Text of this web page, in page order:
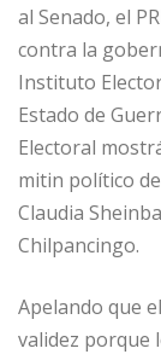
al Senado, el
contra la
Instituto
Estado de
Electoral
mitin político
Claudia
Chilpancingo.
Apelando que
validez porque